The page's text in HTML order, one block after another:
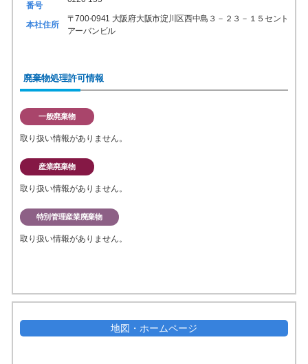
番号
本社住所
〒700-0941 大阪府大阪市淀川区西中島３－２３－１５セント
アーバンビル
廃棄物処理許可情報
一般廃棄物
取り扱い情報がありません。
産業廃棄物
取り扱い情報がありません。
特別管理産業廃棄物
取り扱い情報がありません。
地図・ホームページ